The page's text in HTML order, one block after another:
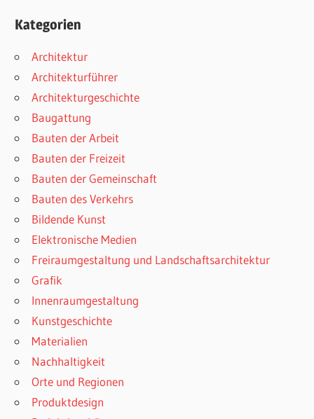
Kategorien
Architektur
Architekturführer
Architekturgeschichte
Baugattung
Bauten der Arbeit
Bauten der Freizeit
Bauten der Gemeinschaft
Bauten des Verkehrs
Bildende Kunst
Elektronische Medien
Freiraumgestaltung und Landschaftsarchitektur
Grafik
Innenraumgestaltung
Kunstgeschichte
Materialien
Nachhaltigkeit
Orte und Regionen
Produktdesign